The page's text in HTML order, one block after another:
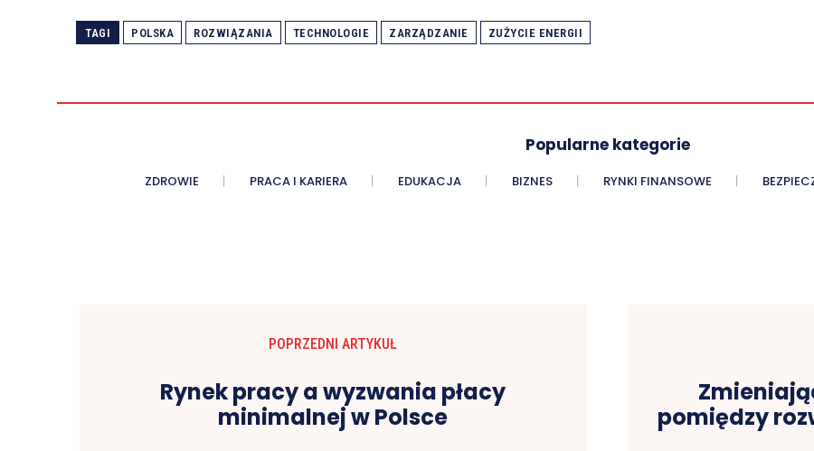
TAGI POLSKA ROZWIĄZANIA TECHNOLOGIE ZARZĄDZANIE ZUŻYCIE ENERGII
Popularne kategorie
ZDROWIE PRACA I KARIERA EDUKACJA BIZNES RYNKI FINANSOWE
POPRZEDNI ARTYKUŁ
Rynek pracy a wyzwania płacy
minimalnej w Polsce
pomiędzy